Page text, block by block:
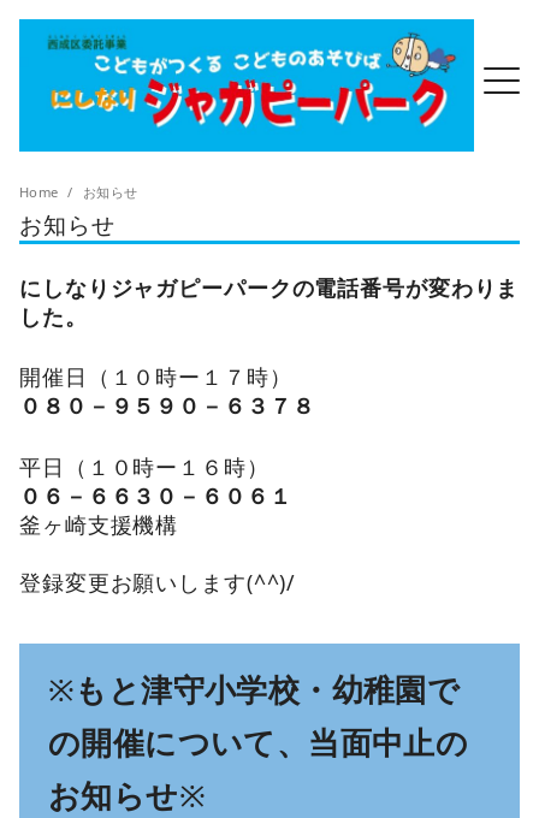
Home お知らせ
お知らせ
にしなりジャガピーパークの電話番号が変わりま
した。
開催日（１０時ー１７時）
０８０－９５９０－６３７８
平日（１０時ー１６時）
０６－６６３０－６０６１
釜ヶ崎支援機構
登録変更お願いします(^^)/
※もと津守小学校・幼稚園で
の開催について、当面中止の
お知らせ※